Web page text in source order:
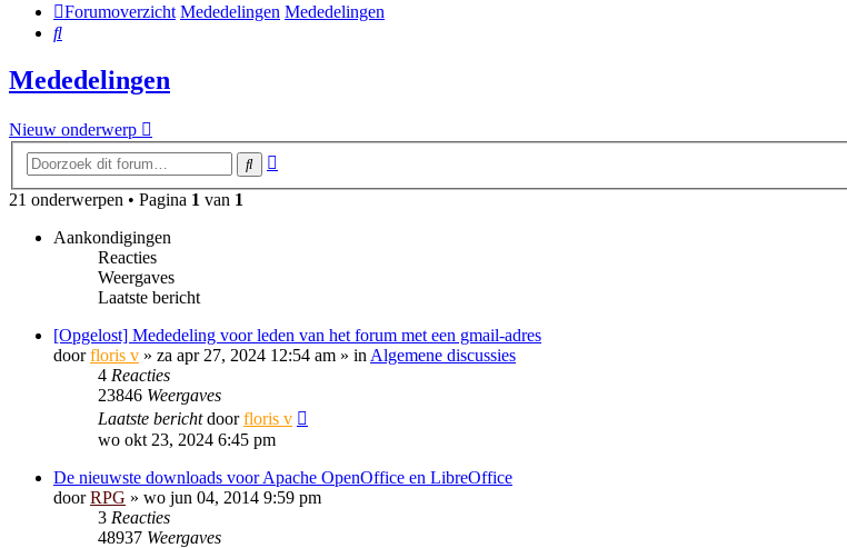
Forumoverzicht Mededelingen Mededelingen
Zoek
Mededelingen
Nieuw onderwerp
Zoek
21 onderwerpen • Pagina 1 van 1
Aankondigingen
Reacties
Weergaves
Laatste bericht
[Opgelost] Mededeling voor leden van het forum met een gmail-adres
doorfloris v » za apr 27, 2024 12:54 am » in Algemene discussies
4 Reacties
23846 Weergaves
Laatste berichtdoorfloris v
wo okt 23, 2024 6:45 pm
De nieuwste downloads voor Apache OpenOffice en LibreOffice
doorRPG » wo jun 04, 2014 9:59 pm
3 Reacties
48937 Weergaves